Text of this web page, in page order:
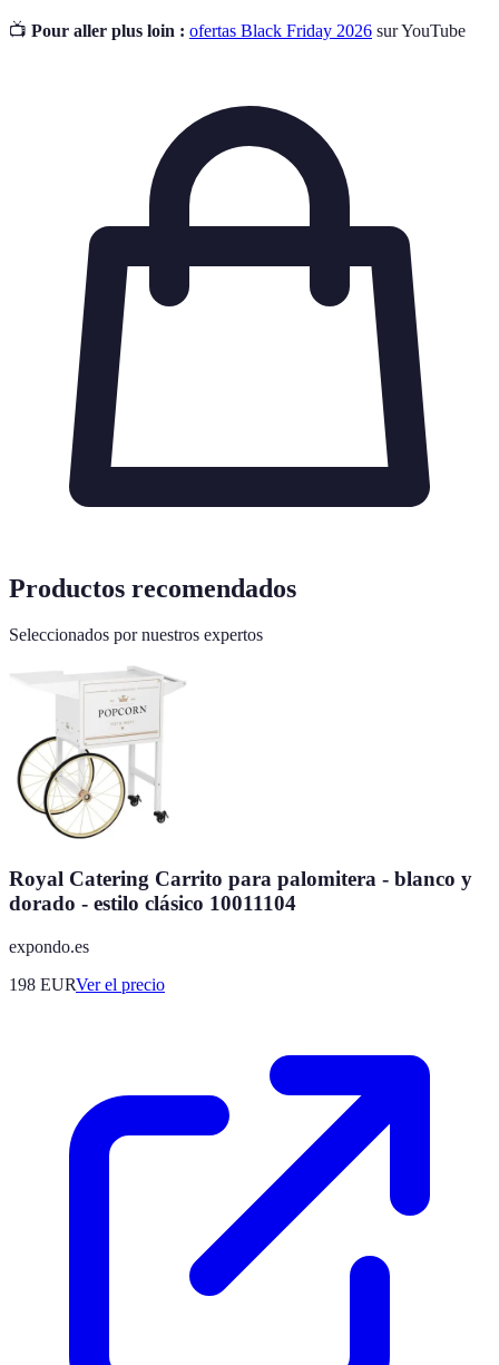
📺 Pour aller plus loin : ofertas Black Friday 2026 sur YouTube
Productos recomendados
Seleccionados por nuestros expertos
Royal Catering Carrito para palomitera - blanco y
dorado - estilo clásico 10011104
expondo.es
198 EURVer el precio